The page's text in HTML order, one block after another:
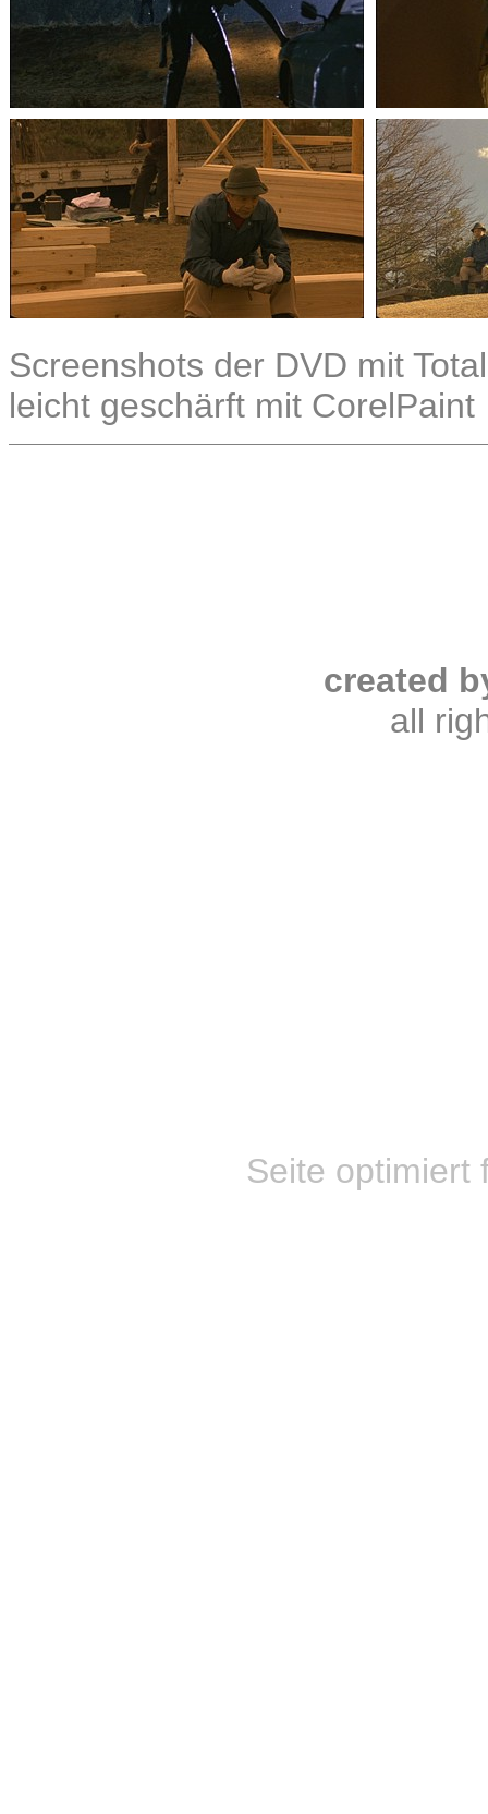
Screenshots der DVD mit
leicht geschärft mit CorelPaint
created
all
Seite optimiert